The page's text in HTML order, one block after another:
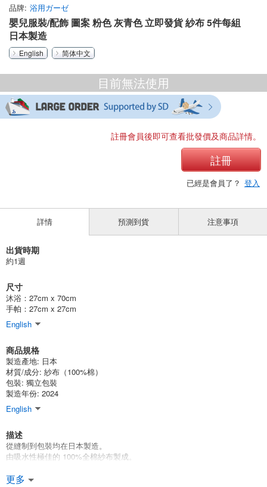
品牌 浴用ガーゼ
嬰兒服裝/配飾 圖案 粉色 灰青色 立即發貨 紗布 5件每組
日本製造
English 简体中文
目前無法使用
註冊會員後即可查看批發價及商品詳情。
註冊
已經是會員了？ 登入
詳情
出貨時期
約1週
尺寸
沐浴：27cm x 70cm
手帕：27cm x 27cm
English
商品規格
製造產地: 日本
材質/成分: 紗布（100%棉）
包裝: 獨立包裝
製造年份: 2024
English
描述
從縫制到包裝均在日本製造。
由吸水性極佳的 100%全棉紗布製成。
套裝包括：浴盆 x 2 * 手帕 x 3
更多
預測到貨 注意事項